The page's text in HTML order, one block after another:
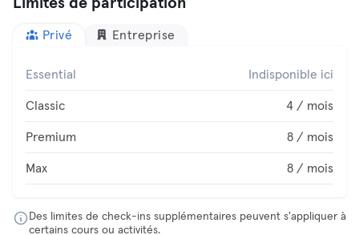
Limites de participation
Privé Entreprise
Essential Indisponible ici
Classic 4 / mois
Premium 8 / mois
Max 8 / mois
Des limites de check-ins supplémentaires peuvent s'appliquer à
certains cours ou activités.